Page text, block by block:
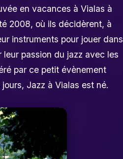
en vacances à Vialas à
2008, où ils décidèrent, à
instruments pour jouer dans
passion du jazz avec les
par ce petit évènement
Jazz à Vialas est né.